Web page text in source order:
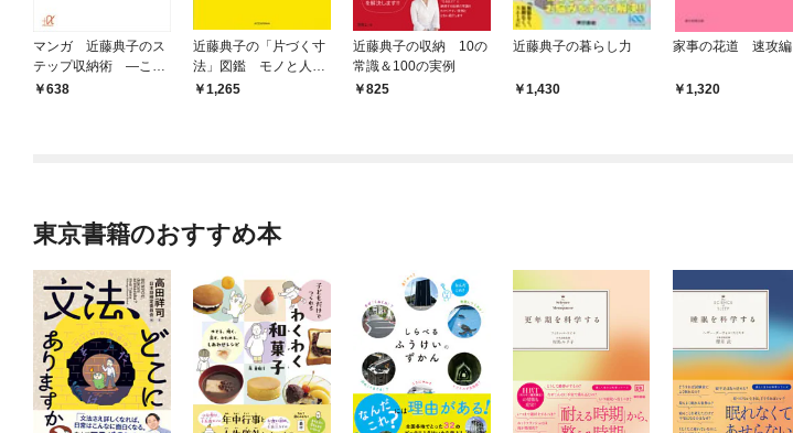
マンガ 近藤典子のス
テップ収納術 ―これ
が基本だ！
638
近藤典子の「片づく寸
法」図鑑 モノと人の
サイズから考える賢い
1,265
近藤典子の収納 10の
常識＆100の実例
825
近藤典子の暮らし力
1,430
家事の花道 速攻編
1,320
東京書籍のおすすめ本